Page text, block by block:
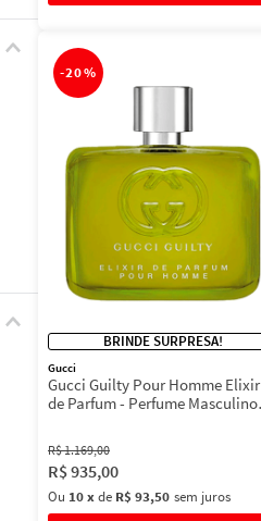
-20%
BRINDE SURPRESA!
Gucci
Gucci Guilty Pour Homme Elixir
de Parfum - Perfume Masculino
R$1.169,00
R$935,00
Ou 10xde R$ 93,50 sem juros